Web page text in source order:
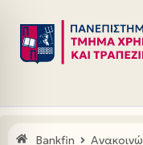
Μεταπηδήστε
στο
Bankfin